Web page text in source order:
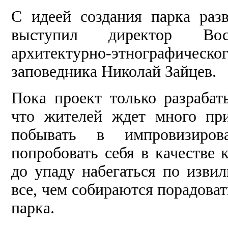
С идеей создания пар­ка
высту­пил директор
архитектурно-
заповедника Николай Зайцев.
Пока проект только
что жи­телей ждет много
побывать в
попробовать себя в
до упа­ду набегаться по
все, чем собираются
парка.